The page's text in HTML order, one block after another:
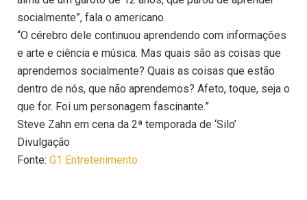
socialmente”, fala o americano.
“O cérebro dele continuou aprendendo com informações
e arte e ciência e música. Mas quais são as coisas que
aprendemos socialmente? Quais as coisas que estão
dentro de nós, que não aprendemos? Afeto, toque, seja o
que for. Foi um personagem fascinante.”
Steve Zahn em cena da 2ª temporada de ‘Silo’
Divulgação
Fonte: G1 Entretenimento